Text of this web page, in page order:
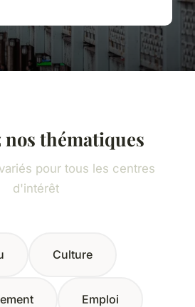
nos thématiques
pour tous les centres
d'intérêt
Culture
Emploi